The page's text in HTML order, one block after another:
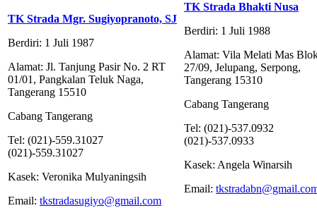
TK Strada Mgr. Sugiyopranoto, SJ
Berdiri: 1 Juli 1987
Alamat: Jl. Tanjung Pasir No. 2 RT
01/01, Pangkalan Teluk Naga,
Tangerang 15510
Cabang Tangerang
Tel: (021)-559.31027
(021)-559.31027
Kasek: Veronika Mulyaningsih
Email: tkstradasugiyo@gmail.com
TK Strada Bhakti Nusa
Berdiri: 1 Juli 1988
Alamat: Vila Melati Mas
27/09, Jelupang, Serpong,
Tangerang 15310
Cabang Tangerang
Tel: (021)-537.0932
(021)-537.0933
Kasek: Angela Winarsih
Email: